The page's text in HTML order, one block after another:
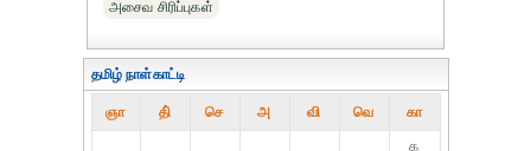
அசைவ சிரிப்புகள்
தமிழ் நாள்காட்டி
ஞா தி் செ அ வி வெ கா
௧